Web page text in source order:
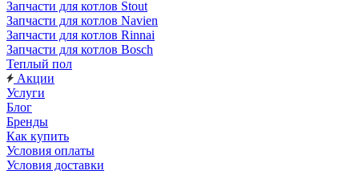
Запчасти для котлов Stout
Запчасти для котлов Navien
Запчасти для котлов Rinnai
Запчасти для котлов Bosch
Теплый пол
Акции
Услуги
Блог
Бренды
Как купить
Условия оплаты
Условия доставки